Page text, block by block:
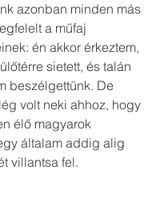
azonban minden más
a műfaj
én akkor érkeztem,
sietett, és talán
beszélgettünk. De
volt neki ahhoz, hogy
élő magyarok
általam addig alig
villantsa fel.